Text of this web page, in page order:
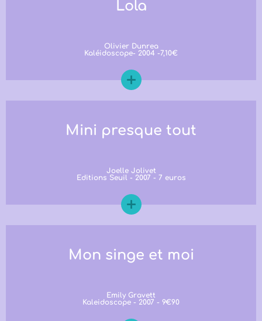
Lola
Olivier Dunrea
Kaléidoscope- 2004 -7,10€
Mini presque tout
Joelle Jolivet
Editions Seuil - 2007 - 7 euros
Mon singe et moi
Emily Gravett
Kaleidoscope - 2007 - 9€90